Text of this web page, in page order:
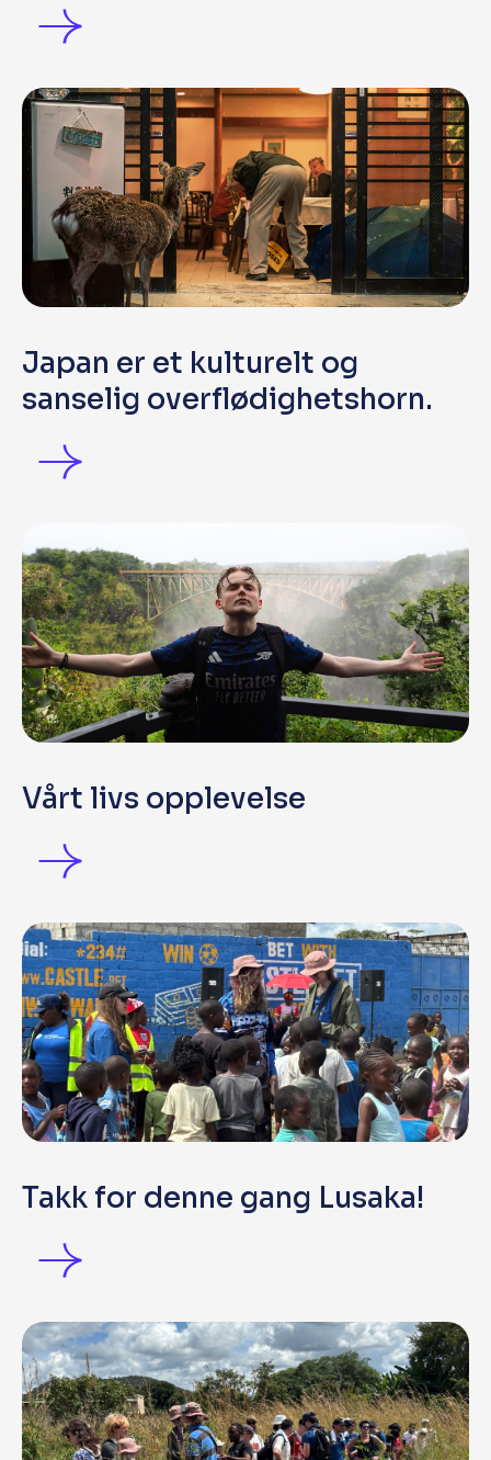
Japan er et kulturelt og
sanselig overflødighetshorn.
Vårt livs opplevelse
Takk for denne gang Lusaka!